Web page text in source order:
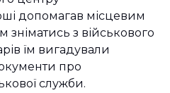
допомагав місцевим
зніматись з військового
їм вигадували
про
служби.